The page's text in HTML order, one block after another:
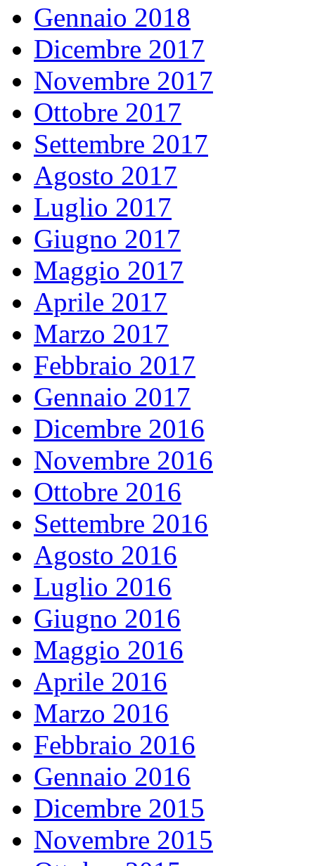
Gennaio 2018
Dicembre 2017
Novembre 2017
Ottobre 2017
Settembre 2017
Agosto 2017
Luglio 2017
Giugno 2017
Maggio 2017
Aprile 2017
Marzo 2017
Febbraio 2017
Gennaio 2017
Dicembre 2016
Novembre 2016
Ottobre 2016
Settembre 2016
Agosto 2016
Luglio 2016
Giugno 2016
Maggio 2016
Aprile 2016
Marzo 2016
Febbraio 2016
Gennaio 2016
Dicembre 2015
Novembre 2015